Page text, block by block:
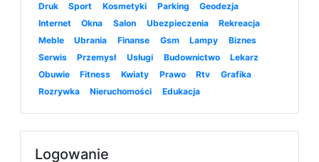
Druk
Sport Kosmetyki Parking
Geodezja
Internet
Okna Salon Ubezpieczenia
Rekreacja
Meble
Ubrania Finanse Gsm Lampy
Biznes
Serwis
Przemysł Usługi Budownictwo
Lekarz
Obuwie
Fitness Kwiaty Prawo Rtv
Grafika
Rozrywka
Nieruchomości Edukacja
Logowanie